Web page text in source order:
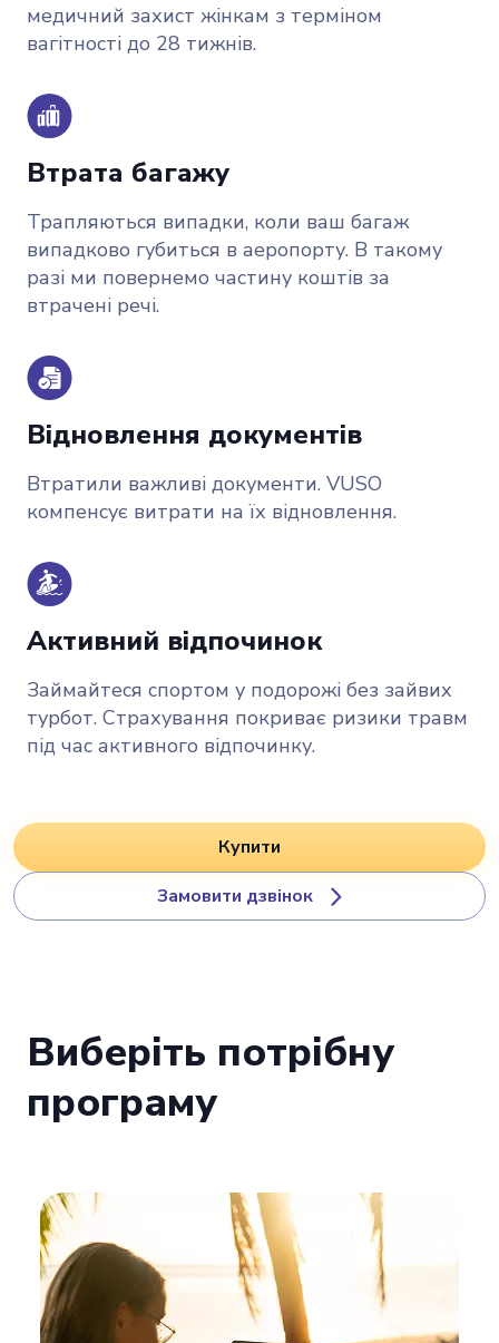
медичний захист жінкам з терміном
вагітності до 28 тижнів.
Втрата багажу
Трапляються випадки, коли ваш багаж
випадково губиться в аеропорту. В такому
разі ми повернемо частину коштів за
втрачені речі.
Відновлення документів
Втратили важливі документи. VUSO
компенсує витрати на їх відновлення.
Активний відпочинок
Займайтеся спортом у подорожі без зайвих
турбот. Страхування покриває ризики травм
під час активного відпочинку.
Купити
Замовити дзвінок
Виберіть потрібну
програму